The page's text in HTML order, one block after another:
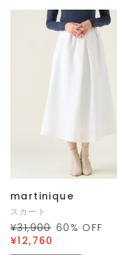
martinique
スカート
¥31,900 60 % OFF
¥12,760